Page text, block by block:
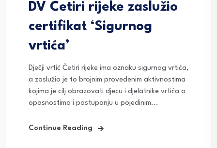
DV Četiri rijeke zaslužio
certifikat ‘Sigurnog
vrtića’
Dječji vrtić Četiri rijeke ima oznaku sigurnog vrtića,
a zaslužio je to brojnim provedenim aktivnostima
kojima je cilj obrazovati djecu i djelatnike vrtića o
opasnostima i postupanju u pojedinim...
Continue Reading